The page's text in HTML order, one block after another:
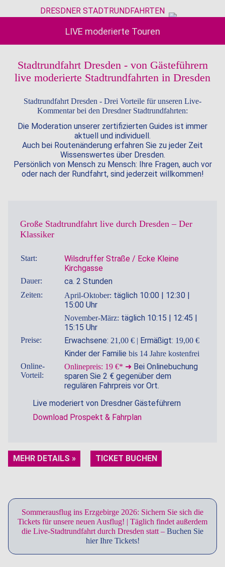
DRESDNER STADTRUNDFAHRTEN
LIVE moderierte Touren
Stadtrundfahrt Dresden - von Gästeführern
live moderierte Stadtrundfahrten in Dresden
Stadtrundfahrt Dresden - Drei Vorteile für unseren Live-
Kommentar bei den Dresdner Stadtrundfahrten:
Die Moderation unserer zertifizierten Guides ist immer
aktuell und individuell.
Auch bei Routenänderung erfahren Sie zu jeder Zeit
Wissenswertes über Dresden.
Persönlich von Mensch zu Mensch: Ihre Fragen, auch vor
oder nach der Rundfahrt, sind jederzeit willkommen!
Große Stadtrundfahrt live durch Dresden – Der
Klassiker
Start:
Wilsdruffer Straße / Ecke Kleine
Kirchgasse
Dauer: ca. 2 Stunden
Zeiten: April-Oktober: täglich 10:00 | 12:30 |
15:00 Uhr
November-März: täglich 10:15 | 12:45 |
15:15 Uhr
Preise: Erwachsene: 21,00 € | Ermäßigt: 19,00 €
Kinder der Familie bis 14 Jahre kostenfrei
Online-
Vorteil:
Onlinepreis: 19 €* ➜ Bei Onlinebuchung
sparen Sie 2 € gegenüber dem
regulären Fahrpreis vor Ort.
Live moderiert von Dresdner Gästeführern
Download Prospekt & Fahrplan
MEHR DETAILS » TICKET BUCHEN
Sommerausflug ins Erzgebirge 2026: Sichern Sie sich die
Tickets für unsere neuen Ausflug! | Täglich findet außerdem
die Live-Stadtrundfahrt durch Dresden statt – Buchen Sie
hier Ihre Tickets!